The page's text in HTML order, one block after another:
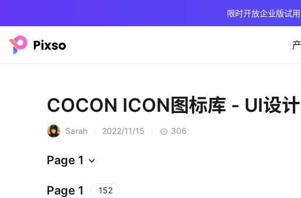
限时开放企业版试
COCON ICON图标库 - UI设
Sarah 2022/11/15 306
Page 1
Page 1 152